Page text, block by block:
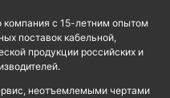
компания с 15-летним опытом
поставок кабельной,
продукции российских и
неотъемлемыми чертами